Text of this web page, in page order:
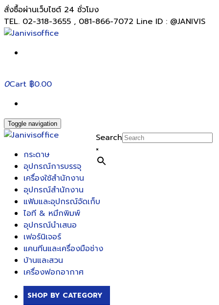
สั่งซื้อผ่านเว็บไซต์ 24 ชั่วโมง
TEL. 02-318-3655 , 081-866-7072 Line ID : @JANIVIS
0Cart ฿0.00
Toggle navigation
Search
×
กระดาษ
อุปกรณ์การบรรจุ
เครื่องใช้สำนักงาน
อุปกรณ์สำนักงาน
แฟ้มและอุปกรณ์จัดเก็บ
ไอที & หมึกพิมพ์
อุปกรณ์นำเสนอ
เฟอร์นิเจอร์
แคนทีนและเครื่องมือช่าง
บ้านและสวน
เครื่องฟอกอากาศ
SHOP BY CATEGORY